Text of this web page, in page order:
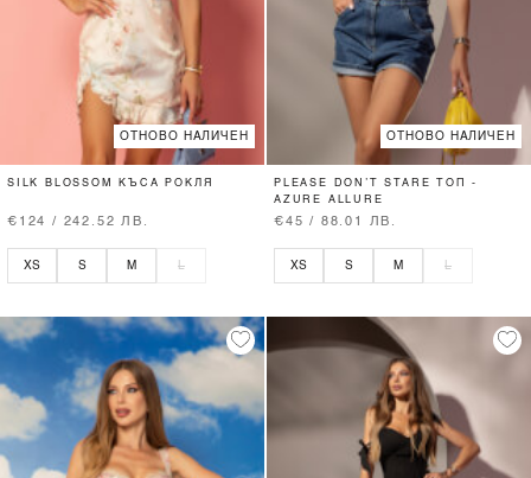
ОТНОВО НАЛИЧЕН
SILK BLOSSOM КЪСА РОКЛЯ
€124 / 242.52 ЛВ.
XS S M L
ОТНОВО НАЛИЧЕН
PLEASE DON’T STARE ТОП -
AZURE ALLURE
€45 / 88.01 ЛВ.
XS S M L